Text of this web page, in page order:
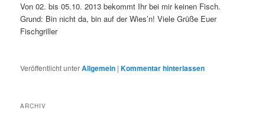
Von 02. bis 05.10. 2013 bekommt Ihr bei mir keinen Fisch.
Grund: Bin nicht da, bin auf der Wies’n! Viele Grüße Euer
Fischgriller
Veröffentlicht unterAllgemein |Kommentar hinterlassen
ARCHIV